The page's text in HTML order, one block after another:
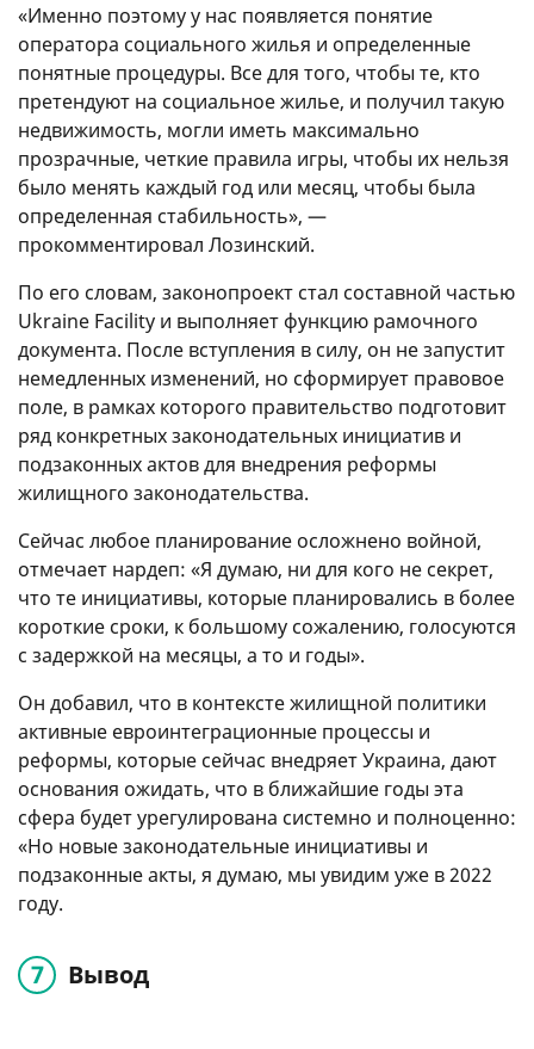
«Именно поэтому у нас появляется понятие
оператора социального жилья и определенные
понятные процедуры. Все для того, чтобы те, кто
претендуют на социальное жилье, и получил такую ​​
недвижимость, могли иметь максимально
прозрачные, четкие правила игры, чтобы их нельзя
было менять каждый год или месяц, чтобы была
определенная стабильность», —
прокомментировал Лозинский.
По его словам, законопроект стал составной частью
Ukraine Facility и выполняет функцию рамочного
документа. После вступления в силу, он не запустит
немедленных изменений, но сформирует правовое
поле, в рамках которого правительство подготовит
ряд конкретных законодательных инициатив и
подзаконных актов для внедрения реформы
жилищного законодательства.
Сейчас любое планирование осложнено войной,
отмечает нардеп: «Я думаю, ни для кого не секрет,
что те инициативы, которые планировались в более
короткие сроки, к большому сожалению, голосуются
с задержкой на месяцы, а то и годы».
Он добавил, что в контексте жилищной политики
активные евроинтеграционные процессы и
реформы, которые сейчас внедряет Украина, дают
основания ожидать, что в ближайшие годы эта
сфера будет урегулирована системно и полноценно:
«Но новые законодательные инициативы и
подзаконные акты, я думаю, мы увидим уже в 2022
году.
Вывод